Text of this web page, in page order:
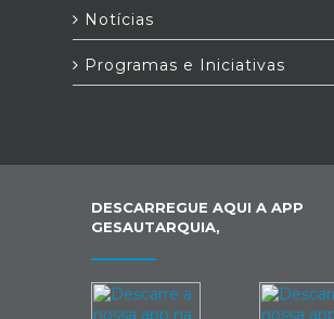
Notícias
Programas e Iniciativas
DESCARREGUE AQUI A APP
GESAUTARQUIA,